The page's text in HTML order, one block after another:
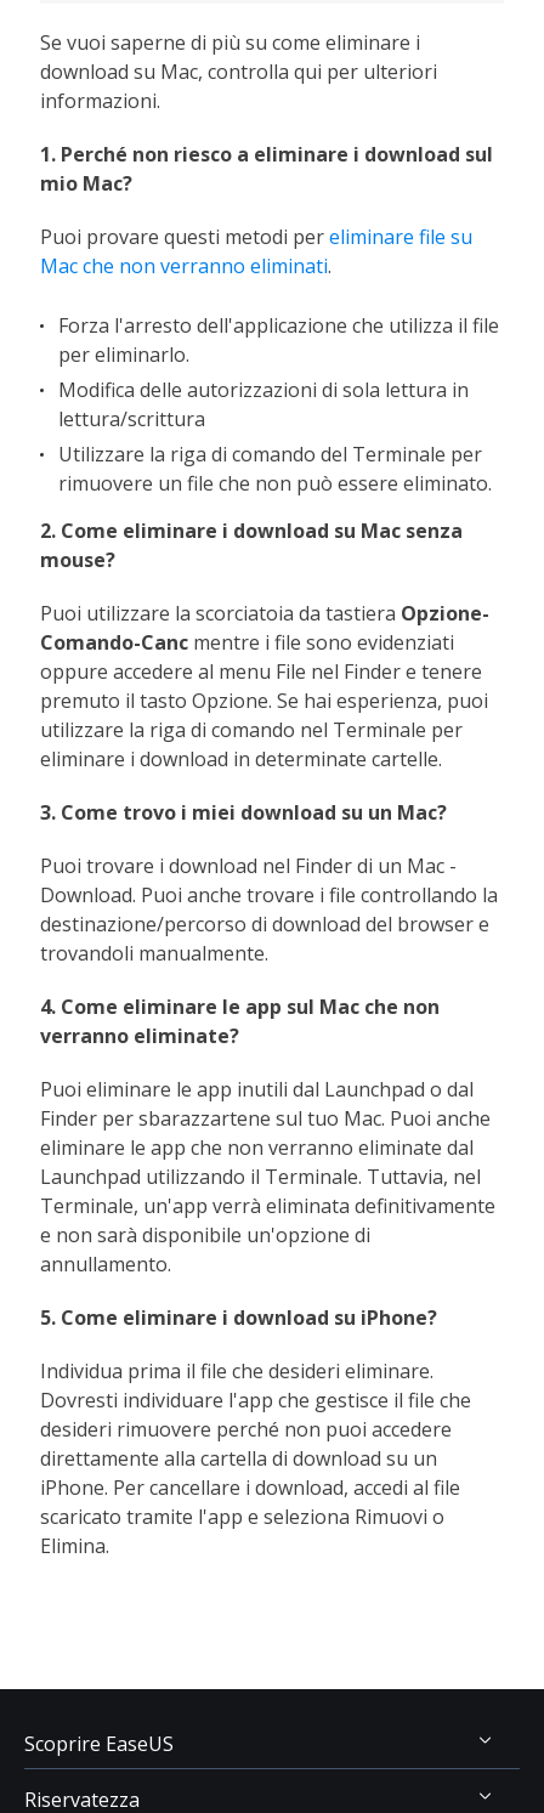
Se vuoi saperne di più su come eliminare i
download su Mac, controlla qui per ulteriori
informazioni.
1. Perché non riesco a eliminare i download sul
mio Mac?
Puoi provare questi metodi pereliminare file su
Mac che non verranno eliminati.
Forza l'arresto dell'applicazione che utilizza il file
per eliminarlo.
Modifica delle autorizzazioni di sola lettura in
lettura/scrittura
Utilizzare la riga di comando del Terminale per
rimuovere un file che non può essere eliminato.
2. Come eliminare i download su Mac senza
mouse?
Puoi utilizzare la scorciatoia da tastiera Opzione-
Comando-Canc mentre i file sono evidenziati
oppure accedere al menu File nel Finder e tenere
premuto il tasto Opzione. Se hai esperienza, puoi
utilizzare la riga di comando nel Terminale per
eliminare i download in determinate cartelle.
3. Come trovo i miei download su un Mac?
Puoi trovare i download nel Finder di un Mac -
Download. Puoi anche trovare i file controllando la
destinazione/percorso di download del browser e
trovandoli manualmente.
4. Come eliminare le app sul Mac che non
verranno eliminate?
Puoi eliminare le app inutili dal Launchpad o dal
Finder per sbarazzartene sul tuo Mac. Puoi anche
eliminare le app che non verranno eliminate dal
Launchpad utilizzando il Terminale. Tuttavia, nel
Terminale, un'app verrà eliminata definitivamente
e non sarà disponibile un'opzione di
annullamento.
5. Come eliminare i download su iPhone?
Individua prima il file che desideri eliminare.
Dovresti individuare l'app che gestisce il file che
desideri rimuovere perché non puoi accedere
direttamente alla cartella di download su un
iPhone. Per cancellare i download, accedi al file
scaricato tramite l'app e seleziona Rimuovi o
Elimina.
Scoprire EaseUS
Riservatezza